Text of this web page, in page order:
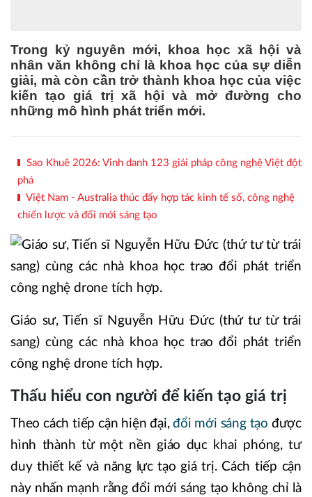
Trong kỷ nguyên mới, khoa học xã hội và
nhân văn không chỉ là khoa học của sự diễn
giải, mà còn cần trở thành khoa học của việc
kiến tạo giá trị xã hội và mở đường cho
những mô hình phát triển mới.
Sao Khuê 2026: Vinh danh 123 giải pháp công nghệ Việt đột
phá
Việt Nam - Australia thúc đẩy hợp tác kinh tế số, công nghệ
chiến lược và đổi mới sáng tạo
Giáo sư, Tiến sĩ Nguyễn Hữu Đức (thứ tư từ trái
sang) cùng các nhà khoa học trao đổi phát triển
công nghệ drone tích hợp.
Thấu hiểu con người để kiến tạo giá trị
Theo cách tiếp cận hiện đại,đổi mới sáng tạo được
hình thành từ một nền giáo dục khai phóng, tư
duy thiết kế và năng lực tạo giá trị. Cách tiếp cận
này nhấn mạnh rằng đổi mới sáng tạo không chỉ là